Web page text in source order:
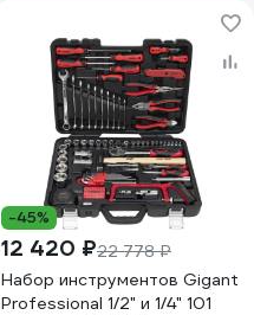
-45%
12 420 ₽22 778 ₽
Набор инструментов Gigant
Professional 1/2" и 1/4" 101